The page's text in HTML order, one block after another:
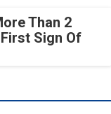
Than 2
Sign Of